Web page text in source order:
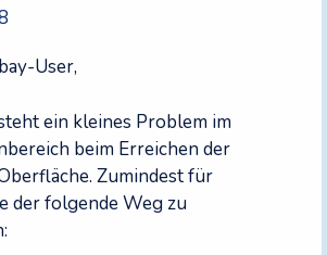
User,
ein kleines Problem im
beim Erreichen der
Zumindest für
der folgende Weg zu